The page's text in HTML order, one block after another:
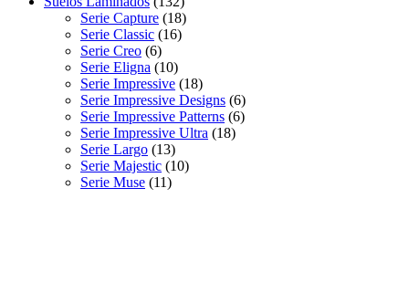
Serie Capture (18)
Serie Classic (16)
Serie Creo (6)
Serie Eligna (10)
Serie Impressive (18)
Serie Impressive Designs (6)
Serie Impressive Patterns (6)
Serie Impressive Ultra (18)
Serie Largo (13)
Serie Majestic (10)
Serie Muse (11)